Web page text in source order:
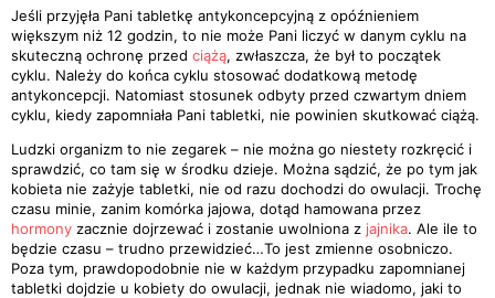
Jeśli przyjęła Pani tabletkę antykoncepcyjną z opóźnieniem
większym niż 12 godzin, to nie może Pani liczyć w danym cyklu na
skuteczną ochronę przed ciążą, zwłaszcza, że był to początek
cyklu. Należy do końca cyklu stosować dodatkową metodę
antykoncepcji. Natomiast stosunek odbyty przed czwartym dniem
cyklu, kiedy zapomniała Pani tabletki, nie powinien skutkować ciążą.
Ludzki organizm to nie zegarek – nie można go niestety rozkręcić i
sprawdzić, co tam się w środku dzieje. Można sądzić, że po tym jak
kobieta nie zażyje tabletki, nie od razu dochodzi do owulacji. Trochę
czasu minie, zanim komórka jajowa, dotąd hamowana przez
hormony zacznie dojrzewać i zostanie uwolniona z jajnika. Ale ile to
będzie czasu – trudno przewidzieć…To jest zmienne osobniczo.
Poza tym, prawdopodobnie nie w każdym przypadku zapomnianej
tabletki dojdzie u kobiety do owulacji, jednak nie wiadomo, jaki to